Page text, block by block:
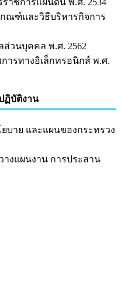
าชการแผ่นดิน พ.ศ. 2534
ณฑ์และวิธีบริหารกิจการ
วนบุคคล พ.ศ. 2562
รทางอิเล็กทรอนิกส์ พ.ศ.
ฏิบัติงาน
บาย และแผนของกระทรวง
างแผนงาน การประสาน